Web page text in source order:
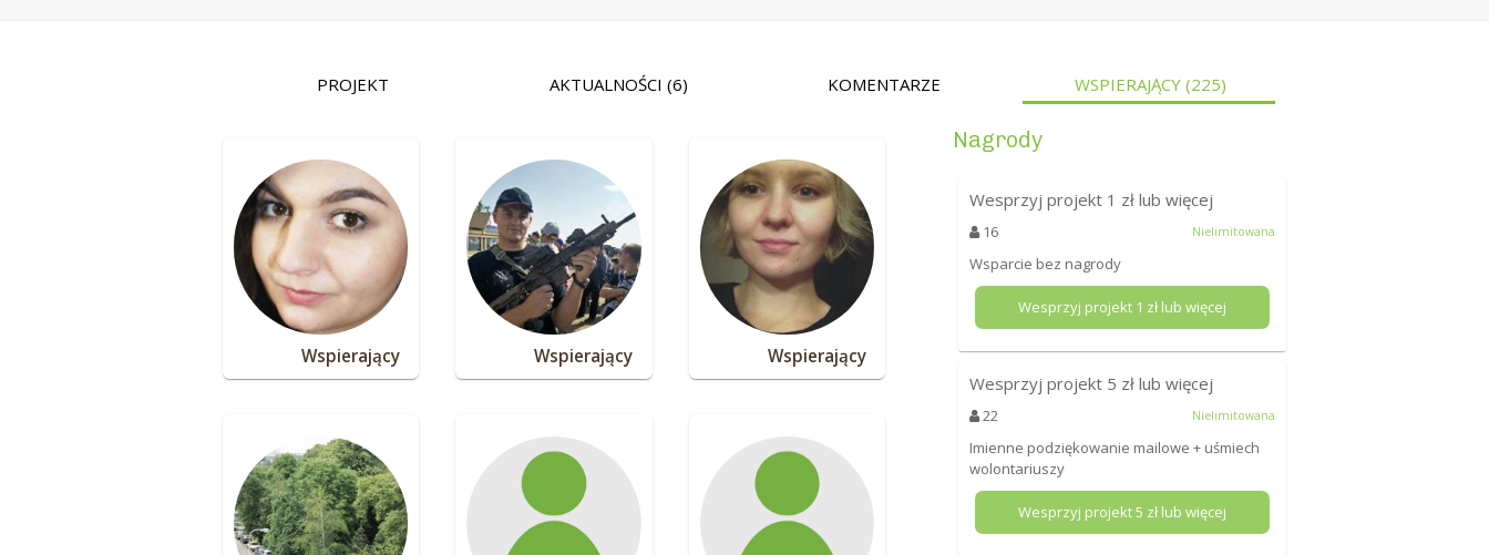
PROJEKT AKTUALNOŚCI (6) KOMENTARZE WSPIERAJĄCY (225)
Wspierający Wspierający Wspierający
Nagrody
Wesprzyj projekt 1 zł lub więcej
16 Nielimitowana
Wsparcie bez nagrody
Wesprzyj projekt 1 zł lub więcej
Wesprzyj projekt 5 zł lub więcej
22 Nielimitowana
Imienne podziękowanie mailowe + uśmiech
wolontariuszy
Wesprzyj projekt5 zł lub więcej